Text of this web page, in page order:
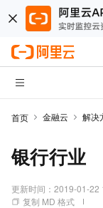
首页 金融云 解决
银行行业
更新时间： 2019-01-22
复制 MD 格式